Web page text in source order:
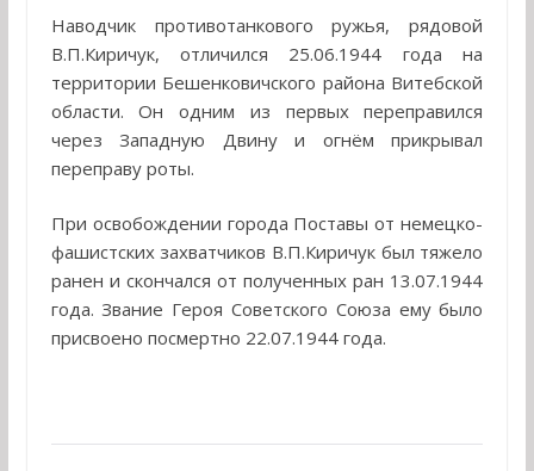
Наводчик противотанкового ружья, рядовой
В.П.Киричук, отличился 25.06.1944 года на
территории Бешенковичского района Витебской
области. Он одним из первых переправился
через Западную Двину и огнём прикрывал
переправу роты.
При освобождении города Поставы от немецко-
фашистских захватчиков В.П.Киричук был тяжело
ранен и скончался от полученных ран 13.07.1944
года. Звание Героя Советского Союза ему было
присвоено посмертно 22.07.1944 года.